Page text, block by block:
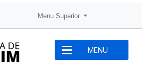
Menu Superior
MENU